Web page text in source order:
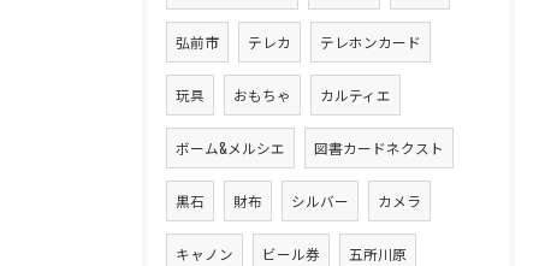
弘前市 テレカ テレホンカード
玩具 おもちゃ カルティエ
ボーム&メルシエ 図書カードネクスト
黒石 財布 シルバー カメラ
キャノン ビール券 五所川原